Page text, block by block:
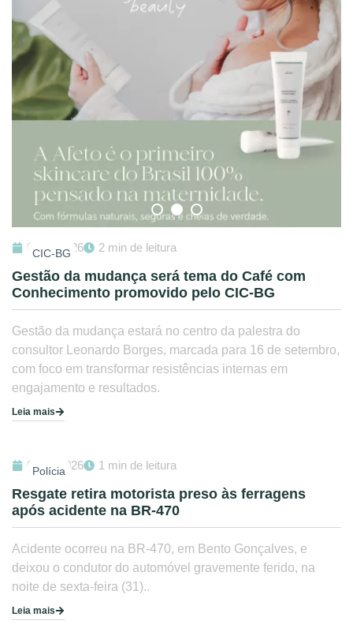
CIC-BG
01/08/2026 2 min de leitura
Gestão da mudança será tema do Café com
Conhecimento promovido pelo CIC-BG
Gestão da mudança estará no centro da palestra do
consultor Leonardo Borges, marcada para 16 de setembro,
com foco em transformar resistências internas em
engajamento e resultados.
Leia mais
Polícia
01/08/2026 1 min de leitura
Resgate retira motorista preso às ferragens
após acidente na BR-470
Acidente ocorreu na BR-470, em Bento Gonçalves, e
deixou o condutor do automóvel gravemente ferido, na
noite de sexta-feira (31)..
Leia mais